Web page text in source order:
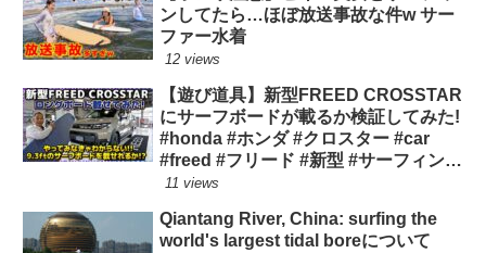
ンしてたら…ほぼ放送事故な件w サー
ファー水着
12 views
【遊び道具】新型FREED CROSSTAR
にサーフボードが載るか検証してみた!
#honda #ホンダ #クロスター #car
#freed #フリード #新型 #サーフィン
ロングボード
11 views
Qiantang River, China: surfing the
world's largest tidal boreについて